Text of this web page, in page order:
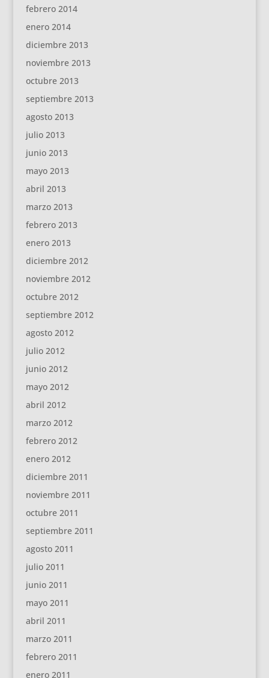
febrero 2014
enero 2014
diciembre 2013
noviembre 2013
octubre 2013
septiembre 2013
agosto 2013
julio 2013
junio 2013
mayo 2013
abril 2013
marzo 2013
febrero 2013
enero 2013
diciembre 2012
noviembre 2012
octubre 2012
septiembre 2012
agosto 2012
julio 2012
junio 2012
mayo 2012
abril 2012
marzo 2012
febrero 2012
enero 2012
diciembre 2011
noviembre 2011
octubre 2011
septiembre 2011
agosto 2011
julio 2011
junio 2011
mayo 2011
abril 2011
marzo 2011
febrero 2011
enero 2011